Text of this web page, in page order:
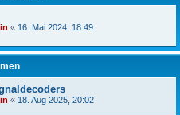
« 16. Mai 2024, 18:49
« 18. Aug 2025, 20:02